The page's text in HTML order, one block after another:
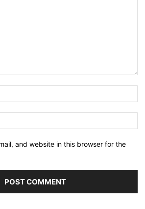
and website in this browser for the